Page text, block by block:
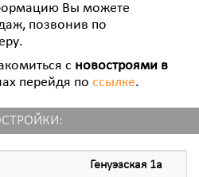
Вы можете
позвонив по
с новостроями в
перейдя по ссылке.
Генуэзская 1а